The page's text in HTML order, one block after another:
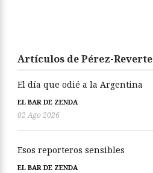
Artículos de Pérez-Reverte
El día que odié a la Argentina
EL BAR DE ZENDA
02 Ago 2026
Esos reporteros sensibles
EL BAR DE ZENDA